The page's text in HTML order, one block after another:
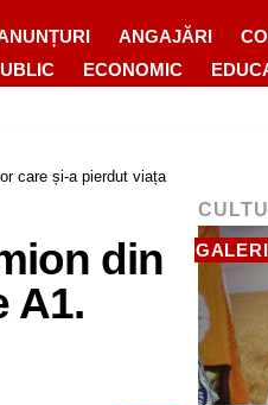
ANGAJĂRI
ECONOMIC
care și-a pierdut viața
din
A1.